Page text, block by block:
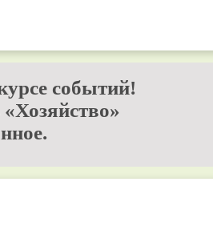
событий!